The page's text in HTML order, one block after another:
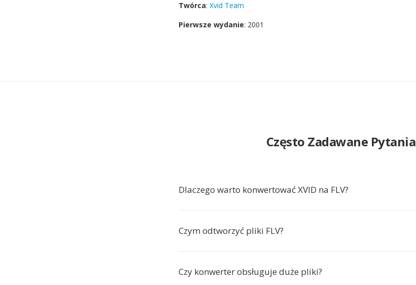
Twórca: Xvid Team
Pierwsze wydanie: 2001
Często Zadawane Pytania
Dlaczego warto konwertować XVID na FLV?
Czym odtworzyć pliki FLV?
Czy konwerter obsługuje duże pliki?